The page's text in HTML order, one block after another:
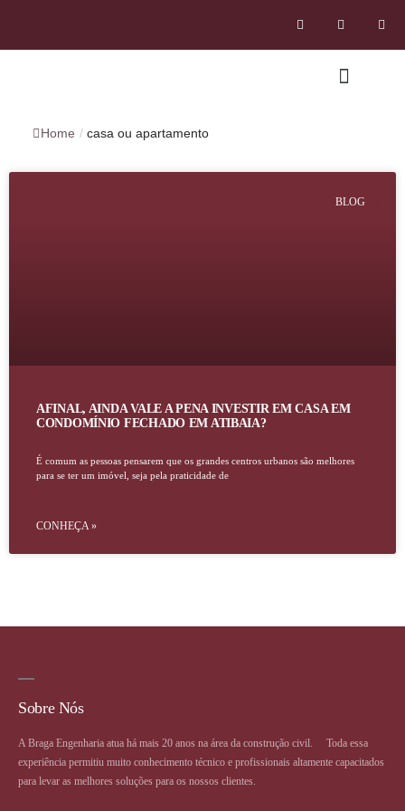
Home / casa ou apartamento
BLOG
AFINAL, AINDA VALE A PENA INVESTIR EM CASA EM
CONDOMÍNIO FECHADO EM ATIBAIA?
É comum as pessoas pensarem que os grandes centros urbanos são melhores
para se ter um imóvel, seja pela praticidade de
CONHEÇA »
Sobre Nós
A Braga Engenharia atua há mais 20 anos na área da construção civil. ⠀ Toda essa
experiência permitiu muito conhecimento técnico e profissionais altamente capacitados
para levar as melhores soluções para os nossos clientes.